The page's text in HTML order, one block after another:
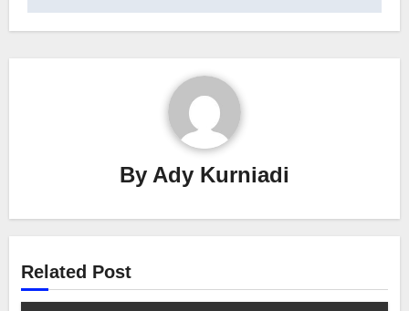
By Ady Kurniadi
Related Post